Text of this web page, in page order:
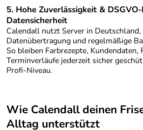
5. Hohe Zuverlässigkeit &
Datensicherheit
Calendall nutzt Server in
Datenübertragung und regelmäßige
So bleiben Farbrezepte, Kundendaten,
Terminverläufe jederzeit sicher
Profi-Niveau.
Wie Calendall deinen
Alltag unterstützt